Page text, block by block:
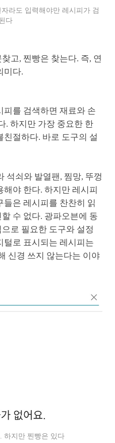
라도 입력해야만 레시피가 검
다
고, 찐빵은 찾는다. 즉, 연
미다.
피를 검색하면 재료와 손
. 하지만 가장 중요한 한
절하다. 바로 도구의 설
석쇠와 발열팬, 찜망, 뚜껑
야 한다. 하지만 레시피
들은 레시피를 찬찬히 읽
수 없다. 광파오븐에 동
로 필요한 도구와 설정
털로 표시되는 레시피는
신경 쓰지 않는다는 이야
하지만 찐빵은 있다